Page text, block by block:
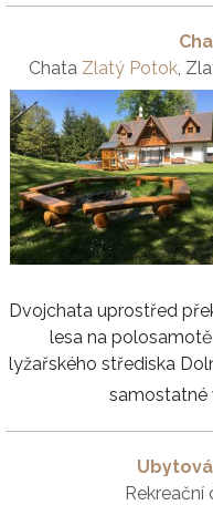
Chata Zlatý Potok ,
Dvojchata uprostřed
lesa na
lyžařského střediska
samostatné
Rekreační